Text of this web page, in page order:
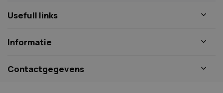
Usefull links
Informatie
Contactgegevens
53